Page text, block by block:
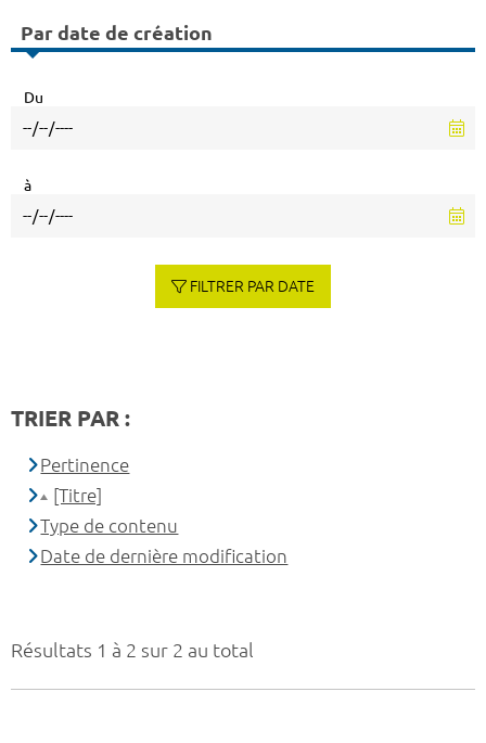
Résultats 1 à 2 sur 2 au total
Par date de création
Du
à
FILTRER PAR DATE
TRIER PAR :
Pertinence
[Titre]
Type de contenu
Date de dernière modification